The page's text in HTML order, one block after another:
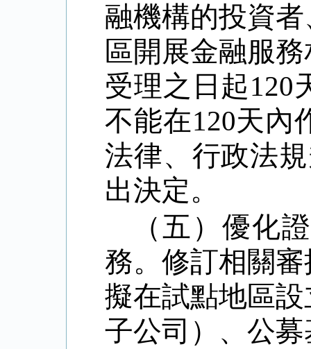
融機構的投資
區開展金融服
受理之日起120
不能在120天內
法律、行政法
出決定。
（五）優化
務。修訂相關
擬在試點地區
子公司）、公